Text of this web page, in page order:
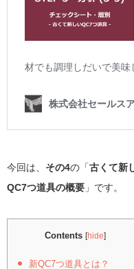
今回は、 その4の「古くて新
QC7つ道具の概要 」です。
Contents [hide]
新QC7つ道具とは？